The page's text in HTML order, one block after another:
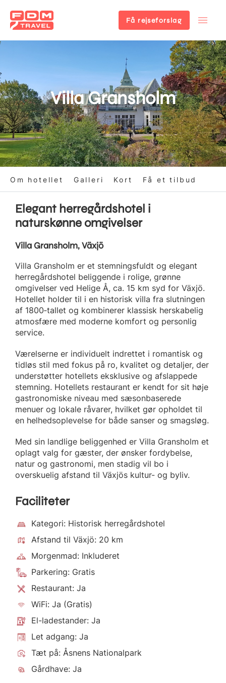
Gå
Få rejseforslag
Villa Gransholm
Om hotellet Galleri Kort Få et tilbud
Elegant herregårdshotel i
naturskønne omgivelser
Villa Gransholm, Växjö
Villa Gransholm er et stemningsfuldt og elegant
herregårdshotel beliggende i rolige, grønne
omgivelser ved Helige Å, ca. 15 km syd for Växjö.
Hotellet holder til i en historisk villa fra slutningen
af 1800‑tallet og kombinerer klassisk herskabelig
atmosfære med moderne komfort og personlig
service.
Værelserne er individuelt indrettet i romantisk og
tidløs stil med fokus på ro, kvalitet og detaljer, der
understøtter hotellets eksklusive og afslappede
stemning. Hotellets restaurant er kendt for sit høje
gastronomiske niveau med sæsonbaserede
menuer og lokale råvarer, hvilket gør opholdet til
en helhedsoplevelse for både sanser og smagsløg.
Med sin landlige beliggenhed er Villa Gransholm et
oplagt valg for gæster, der ønsker fordybelse,
natur og gastronomi, men stadig vil bo i
overskuelig afstand til Växjös kultur- og byliv.
Faciliteter
Kategori: Historisk herregårdshotel
Afstand til Växjö: 20 km
Morgenmad: Inkluderet
Parkering: Gratis
Restaurant: Ja
WiFi: Ja (Gratis)
El-ladestander: Ja
Let adgang: Ja
Tæt på: Åsnens Nationalpark
Gårdhave: Ja